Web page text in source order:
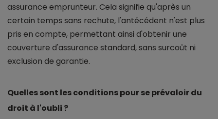
assurance emprunteur. Cela signifie qu'après un
certain temps sans rechute, l'antécédent n'est plus
pris en compte, permettant ainsi d'obtenir une
couverture d'assurance standard, sans surcoût ni
exclusion de garantie.
Quelles sont les conditions pour se prévaloir du
droit à l'oubli ?